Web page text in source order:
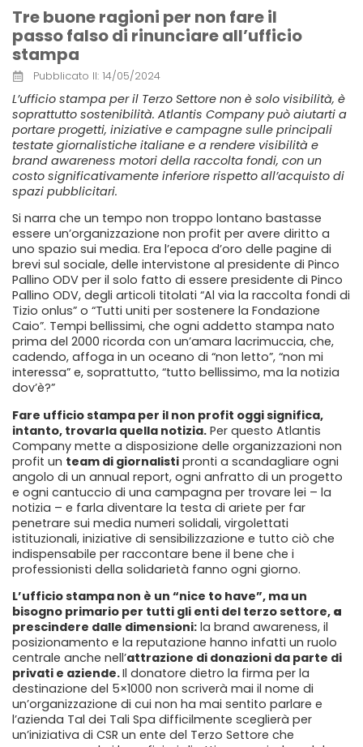
Tre buone ragioni per non fare il
passo falso di rinunciare all’ufficio
stampa
Pubblicato Il: 14/05/2024
L’ufficio stampa per il Terzo Settore non è solo visibilità, è
soprattutto sostenibilità. Atlantis Company può aiutarti a
portare progetti, iniziative e campagne sulle principali
testate giornalistiche italiane e a rendere visibilità e
brand awareness motori della raccolta fondi, con un
costo significativamente inferiore rispetto all’acquisto di
spazi pubblicitari.
Si narra che un tempo non troppo lontano bastasse
essere un’organizzazione non profit per avere diritto a
uno spazio sui media. Era l’epoca d’oro delle pagine di
brevi sul sociale, delle intervistone al presidente di Pinco
Pallino ODV per il solo fatto di essere presidente di Pinco
Pallino ODV, degli articoli titolati “Al via la raccolta fondi di
Tizio onlus” o “Tutti uniti per sostenere la Fondazione
Caio”. Tempi bellissimi, che ogni addetto stampa nato
prima del 2000 ricorda con un’amara lacrimuccia, che,
cadendo, affoga in un oceano di “non letto”, “non mi
interessa” e, soprattutto, “tutto bellissimo, ma la notizia
dov’è?”
Fare ufficio stampa per il non profit oggi significa,
intanto, trovarla quella notizia. Per questo Atlantis
Company mette a disposizione delle organizzazioni non
profit un team di giornalisti pronti a scandagliare ogni
angolo di un annual report, ogni anfratto di un progetto
e ogni cantuccio di una campagna per trovare lei – la
notizia – e farla diventare la testa di ariete per far
penetrare sui media numeri solidali, virgolettati
istituzionali, iniziative di sensibilizzazione e tutto ciò che
indispensabile per raccontare bene il bene che i
professionisti della solidarietà fanno ogni giorno.
L’ufficio stampa non è un “nice to have”, ma un
bisogno primario per tutti gli enti del terzo settore, a
prescindere dalle dimensioni: la brand awareness, il
posizionamento e la reputazione hanno infatti un ruolo
centrale anche nell’attrazione di donazioni da parte di
privati e aziende.Il donatore dietro la firma per la
destinazione del 5×1000 non scriverà mai il nome di
un’organizzazione di cui non ha mai sentito parlare e
l’azienda Tal dei Tali Spa difficilmente sceglierà per
un’iniziativa di CSR un ente del Terzo Settore che